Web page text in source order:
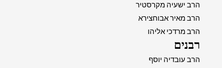
הרב ישעיה מקרסטיר
הרב מאיר אבוחצירא
הרב מרדכי אליהו
רבנים
הרב עובדיה יוסף